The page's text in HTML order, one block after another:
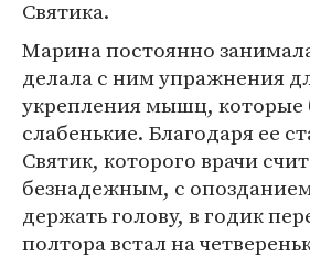
Святика.
Марина постоянно
делала с ним упражнения
укрепления мышц, которые
слабенькие. Благодаря ее
Святик, которого врачи
безнадежным, с
держать голову, в годик
полтора встал на